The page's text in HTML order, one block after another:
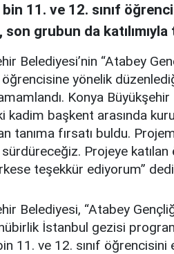
bin 11. ve 12. sınıf
grubun da katılımıyla
Belediyesi’nin “Atabey
öğrencisine yönelik
Konya
kadim başkent arasında
tanıma fırsatı buldu.
sürdüreceğiz. Projeye
teşekkür ediyorum”
Belediyesi, “Atabey
İstanbul gezisi
11. ve 12. sınıf